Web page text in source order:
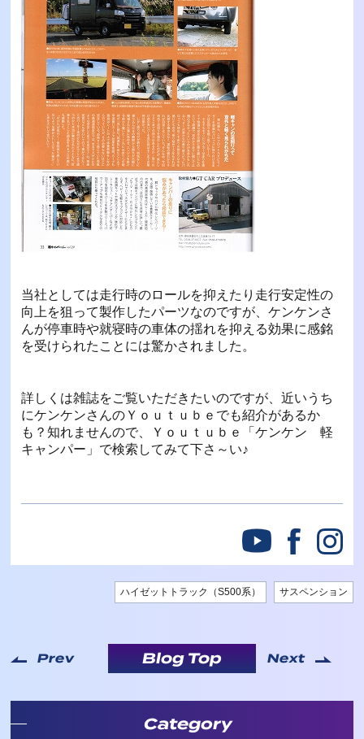
当社としては走行時のロールを抑えたり走行安定性の
向上を狙って製作したパーツなのですが、ケンケンさ
んが停車時や就寝時の車体の揺れを抑える効果に感銘
を受けられたことには驚かされました。
詳しくは雑誌をご覧いただきたいのですが、近いうち
にケンケンさんのＹｏｕｔｕｂｅでも紹介があるか
も？知れませんので、Ｙｏｕｔｕｂｅ「ケンケン 軽
キャンパー」で検索してみて下さ～い♪
ハイゼットトラック（S500系） サスペンション
Prev Blog Top Next
Category